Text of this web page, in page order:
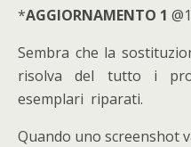
*AGGIORNAMENTO 1
Sembra che la
risolva del tutto i
esemplari riparati.
Quando uno screenshot